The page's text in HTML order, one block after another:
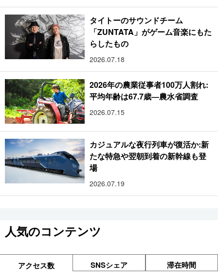
タイトーのサウンドチーム
「ZUNTATA」がゲーム音楽にもた
らしたもの
2026.07.18
2026年の農業従事者100万人割れ:
平均年齢は67.7歳―農水省調査
2026.07.15
カジュアルな夜行列車が復活か:新
たな特急や翌朝到着の新幹線も登
場
2026.07.19
人気のコンテンツ
アクセス数 SNSシェア 滞在時間